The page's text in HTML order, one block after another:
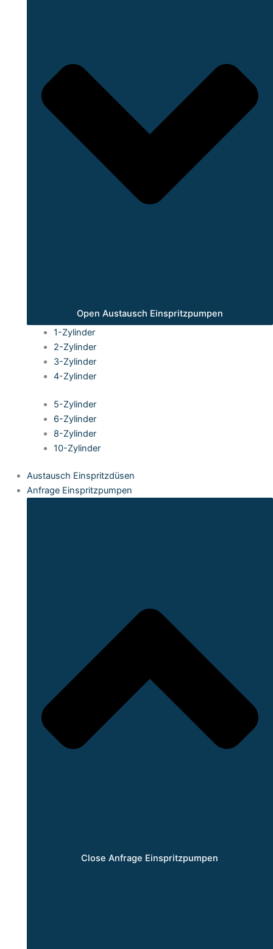
Open Austausch Einspritzpumpen
1-Zylinder
2-Zylinder
3-Zylinder
4-Zylinder
5-Zylinder
6-Zylinder
8-Zylinder
10-Zylinder
Austausch Einspritzdüsen
Anfrage Einspritzpumpen
Close Anfrage Einspritzpumpen